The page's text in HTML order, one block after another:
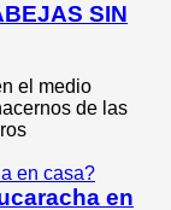
SIN
el medio
de las
en